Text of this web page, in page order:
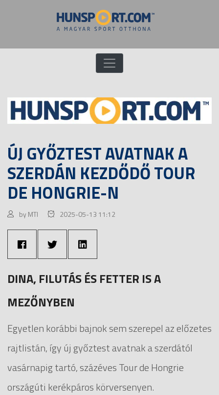
ÚJ GYŐZTEST AVATNAK A
SZERDÁN KEZDŐDŐ TOUR
DE HONGRIE-N
by MTI 2025-05-13 11:12
DINA, FILUTÁS ÉS FETTER IS A
MEZŐNYBEN
Egyetlen korábbi bajnok sem szerepel az előzetes
rajtlistán, így új győztest avatnak a szerdától
vasárnapig tartó, százéves Tour de Hongrie
országúti kerékpáros körversenyen.